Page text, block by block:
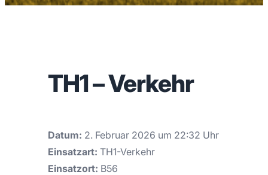
TH1 – Verkehr
Datum: 2. Februar 2026 um 22:32 Uhr
Einsatzart: TH1-Verkehr
Einsatzort: B56